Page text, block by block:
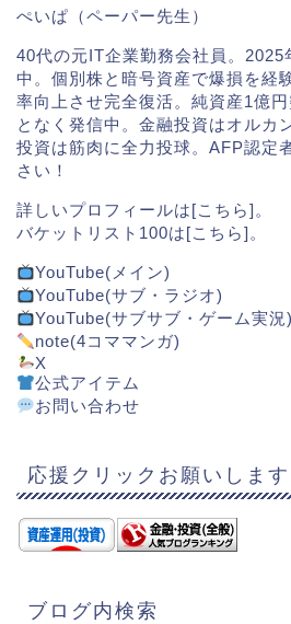
ぺいぱ（ペーパー先生）
40代の元IT企業勤務会社員。2025
中。個別株と暗号資産で爆損を経
率向上させ完全復活。純資産1億
となく発信中。金融投資はオルカ
投資は筋肉に全力投球。AFP認定
さい！
詳しいプロフィールは[こちら]。
バケットリスト100は[こちら]。
YouTube(メイン)
YouTube(サブ・ラジオ)
YouTube(サブサブ・ゲーム実況)
note(4コママンガ)
X
公式アイテム
お問い合わせ
応援クリックお願いします
ブログ内検索